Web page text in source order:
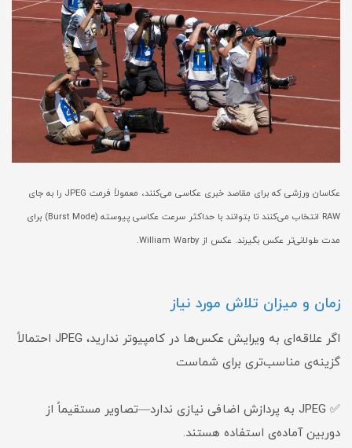
عکاسان ورزشی که برای مقاصد خبری عکاسی می‌کنند، معمولاً فرمت JPEG را به جای
RAW انتخاب می‌کنند تا بتوانند با حداکثر سرعت عکاسی پیوسته (Burst Mode) برای
مدت طولانی‌تر عکس بگیرند. عکس از William Warby.
زمان و میزان تلاش مورد نیاز
اگر علاقه‌ای به ویرایش عکس‌ها در کامپیوتر ندارید، JPEG احتمالاً
گزینه‌ی مناسب‌تری برای شماست
✅ JPEG به پردازش اضافی نیازی ندارد—تصاویر مستقیماً از
دوربین آماده‌ی استفاده هستند.